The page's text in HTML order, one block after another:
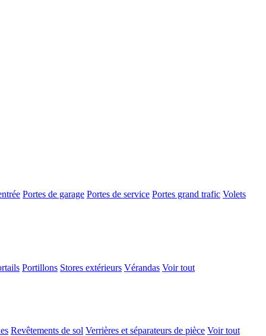
Portes de garage Portes de service Portes grand trafic Volets
Portillons Stores extérieurs Vérandas Voir tout
Revêtements de sol Verrières et séparateurs de pièce Voir tout